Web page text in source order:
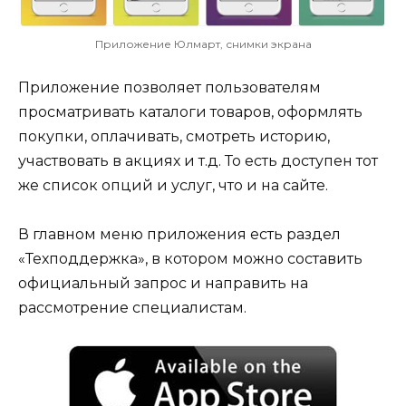
Приложение Юлмарт, снимки экрана
Приложение позволяет пользователям
просматривать каталоги товаров, оформлять
покупки, оплачивать, смотреть историю,
участвовать в акциях и т.д. То есть доступен тот
же список опций и услуг, что и на сайте.
В главном меню приложения есть раздел
«Техподдержка», в котором можно составить
официальный запрос и направить на
рассмотрение специалистам.